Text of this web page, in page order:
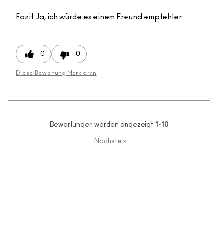
Fazit Ja, ich würde es einem Freund empfehlen
0 0
Diese Bewertung Markieren
Bewertungen werden angezeigt 1-10
Nächste »